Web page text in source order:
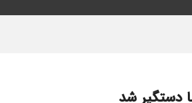
دستگیر شد